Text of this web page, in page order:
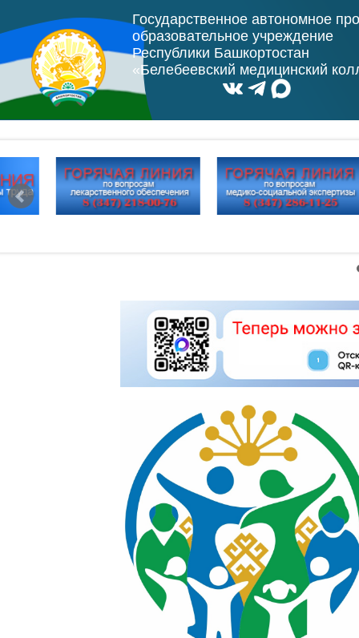
Государственное автономное
образовательное учреждение
Республики Башкортостан
«Белебеевский медицинский